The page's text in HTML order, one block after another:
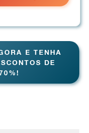
E TENHA
DE